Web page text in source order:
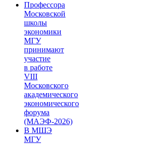
Профессора
Московской
школы
экономики
МГУ
принимают
участие
в работе
VIII
Московского
академического
экономического
форума
(МАЭФ-2026)
В МШЭ
МГУ